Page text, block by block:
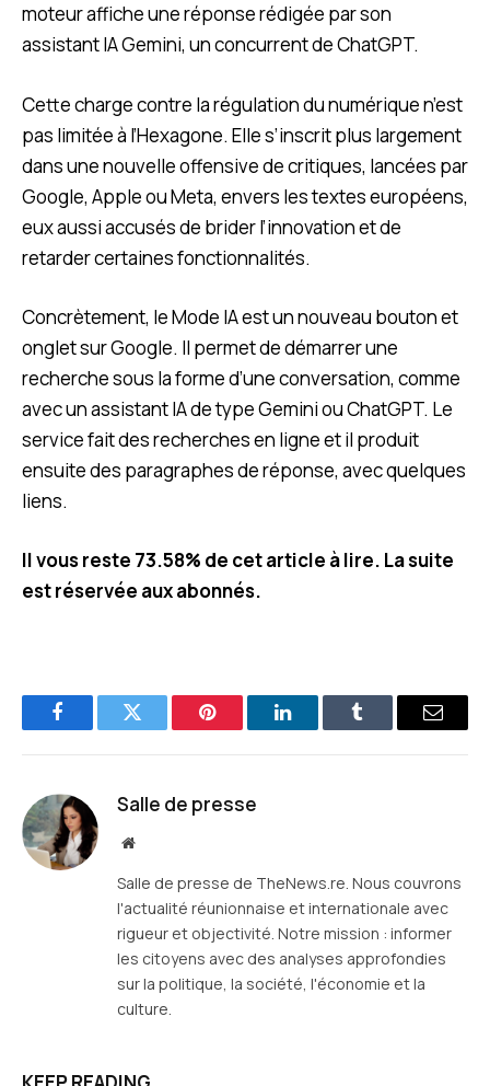
moteur affiche une réponse rédigée par son
assistant IA Gemini, un concurrent de ChatGPT.
Cette charge contre la régulation du numérique n’est
pas limitée à l’Hexagone. Elle s’inscrit plus largement
dans une nouvelle offensive de critiques, lancées par
Google, Apple ou Meta, envers les textes européens,
eux aussi accusés de brider l’innovation et de
retarder certaines fonctionnalités.
Concrètement, le Mode IA est un nouveau bouton et
onglet sur Google. Il permet de démarrer une
recherche sous la forme d’une conversation, comme
avec un assistant IA de type Gemini ou ChatGPT. Le
service fait des recherches en ligne et il produit
ensuite des paragraphes de réponse, avec quelques
liens.
Il vous reste 73.58% de cet article à lire. La suite
est réservée aux abonnés.
FacebookTwitter Pinterest LinkedInTumblr
E-
Salle de presse
Site
Salle de presse de TheNews.re. Nous couvrons
l'actualité réunionnaise et internationale avec
rigueur et objectivité. Notre mission : informer
les citoyens avec des analyses approfondies
sur la politique, la société, l'économie et la
culture.